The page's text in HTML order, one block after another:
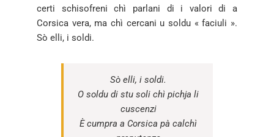
certi schisofreni chì parlani di i valori di a
Corsica vera, ma chì cercani u soldu « faciuli ».
Sò elli, i soldi.
Sò elli, i soldi.
O soldu di stu soli chì pichja li
cuscenzi
È cumpra a Corsica pà calchì